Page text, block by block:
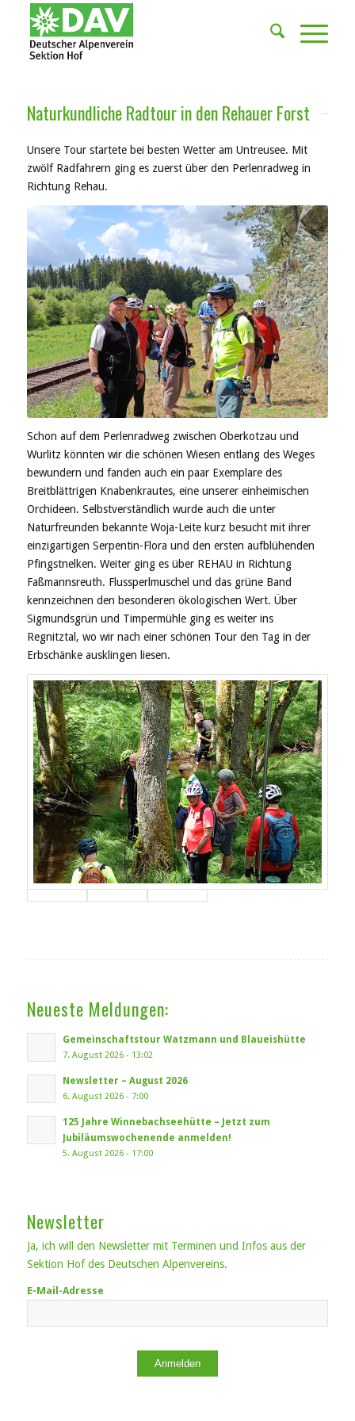
Naturkundliche Radtour in den Rehauer Forst
Unsere Tour startete bei besten Wetter am Untreusee. Mit
zwölf Radfahrern ging es zuerst über den Perlenradweg in
Richtung Rehau.
Schon auf dem Perlenradweg zwischen Oberkotzau und
Wurlitz könnten wir die schönen Wiesen entlang des Weges
bewundern und fanden auch ein paar Exemplare des
Breitblättrigen Knabenkrautes, eine unserer einheimischen
Orchideen. Selbstverständlich wurde auch die unter
Naturfreunden bekannte Woja-Leite kurz besucht mit ihrer
einzigartigen Serpentin-Flora und den ersten aufblühenden
Pfingstnelken. Weiter ging es über REHAU in Richtung
Faßmannsreuth. Flussperlmuschel und das grüne Band
kennzeichnen den besonderen ökologischen Wert. Über
Sigmundsgrün und Timpermühle ging es weiter ins
Regnitztal, wo wir nach einer schönen Tour den Tag in der
Erbschänke ausklingen liesen.
Neueste Meldungen:
Gemeinschaftstour Watzmann und Blaueishütte
7. August 2026 - 13:02
Newsletter – August 2026
6. August 2026 - 7:00
125 Jahre Winnebachseehütte – Jetzt zum
Jubiläumswochenende anmelden!
5. August 2026 - 17:00
Newsletter
Ja, ich will den Newsletter mit Terminen und Infos aus der
Sektion Hof des Deutschen Alpenvereins.
E-Mail-Adresse
Anmelden